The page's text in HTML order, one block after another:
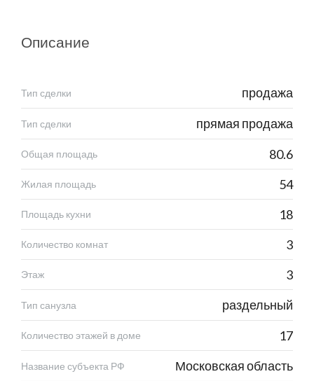
Описание
Тип сделки продажа
Тип сделки прямая продажа
Общая площадь 80.6
Жилая площадь 54
Площадь кухни 18
Количество комнат 3
Этаж 3
Тип санузла раздельный
Количество этажей в доме 17
Название субъекта РФ Московская область